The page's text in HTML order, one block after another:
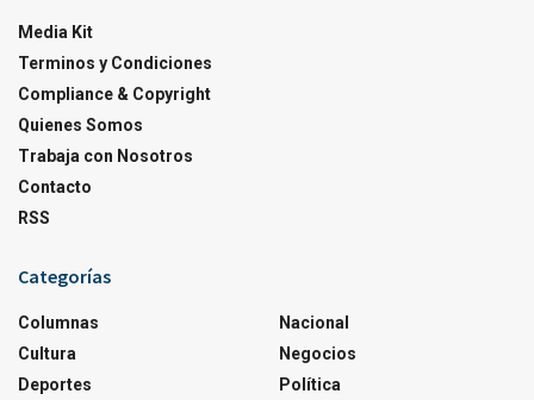
Media Kit
Terminos y Condiciones
Compliance & Copyright
Quienes Somos
Trabaja con Nosotros
Contacto
RSS
Categorías
Columnas
Cultura
Deportes
Nacional
Negocios
Política